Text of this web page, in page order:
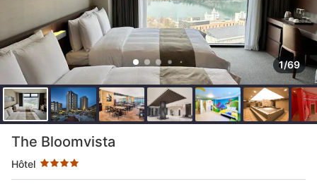
1/69
The Bloomvista
Hôtel
4 étoiles au classement par étoile